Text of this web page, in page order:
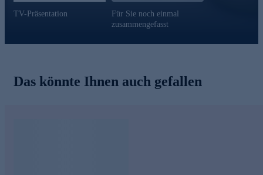
TV-Präsentation
Für Sie noch einmal
zusammengefasst
Das könnte Ihnen auch gefallen